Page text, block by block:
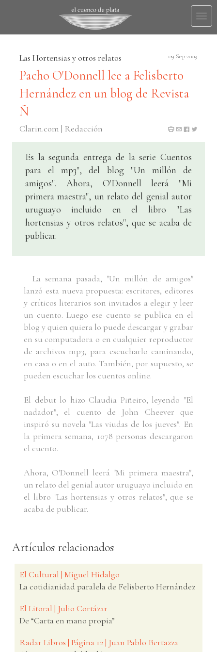
Las Hortensias y otros relatos 09 Sep 2009
Pacho O'Donnell lee a Felisberto
Hernández en un blog de Revista
Ñ
Clarin.com | Redacción
Es la segunda entrega de la serie Cuentos
para el mp3", del blog "Un millón de
amigos". Ahora, O'Donnell leerá "Mi
primera maestra", un relato del genial autor
uruguayo incluido en el libro "Las
hortensias y otros relatos", que se acaba de
publicar.
La semana pasada, "Un millón de amigos"
lanzó esta nueva propuesta: escritores, editores
y críticos literarios son invitados a elegir y leer
un cuento. Luego ese cuento se publica en el
blog y quien quiera lo puede descargar y grabar
en su computadora o en cualquier reproductor
de archivos mp3, para escucharlo caminando,
en casa o en el auto. También, por supuesto, se
pueden escuchar los cuentos online.
El debut lo hizo Claudia Piñeiro, leyendo "El
nadador", el cuento de John Cheever que
inspiró su novela "Las viudas de los jueves". En
la primera semana, 1078 personas descargaron
el cuento.
Ahora, O'Donnell leerá "Mi primera maestra",
un relato del genial autor uruguayo incluido en
el libro "Las hortensias y otros relatos", que se
acaba de publicar.
Artículos relacionados
El Cultural | Miguel Hidalgo
La cotidianidad paralela de Felisberto Hernández
El Litoral | Julio Cortázar
De “Carta en mano propia”
Radar Libros | Página 12 | Juan Pablo Bertazza